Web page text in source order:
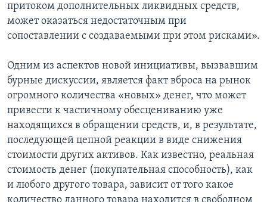
притоком дополнительных ликвидных средств,
может оказаться недостаточным при
сопоставлении с создаваемыми при этом рисками».
Одним из аспектов новой инициативы, вызвавшим
бурные дискуссии, является факт вброса на рынок
огромного количества «новых» денег, что может
привести к частичному обесцениванию уже
находящихся в обращении средств, и, в результате,
последующей цепной реакции в виде снижения
стоимости других активов. Как известно, реальная
стоимость денег (покупательная способность), как
и любого другого товара, зависит от того какое